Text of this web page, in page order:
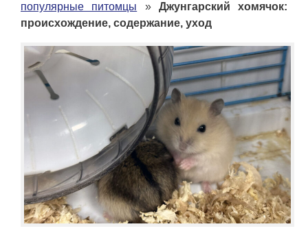
популярные питомцы » Джунгарский хомячок:
происхождение, содержание, уход